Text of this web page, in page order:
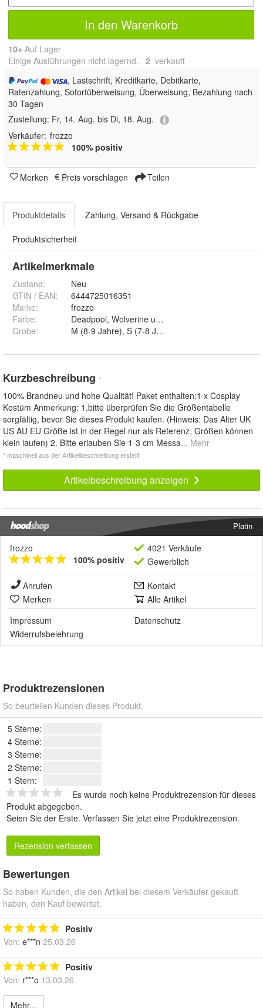
In den Warenkorb
10+ Auf Lager
Einige Ausführungen nicht lagernd. 2 verkauft
, Lastschrift, Kreditkarte, Debitkarte,
Ratenzahlung, Sofortüberweisung, Überweisung, Bezahlung nach
30 Tagen
Zustellung: Fr, 14. Aug. bis Di, 18. Aug.
Verkäufer: frozzo
100% positiv
Merken Preis vorschlagen Teilen
Produktdetails Zahlung, Versand & Rückgabe
Produktsicherheit
Artikelmerkmale
Zustand:
Neu
GTIN / EAN:
6444725016351
Marke:
frozzo
Farbe:
Grobe:
Kurzbeschreibung *
100% Brandneu und hohe Qualität! Paket enthalten:1 x Cosplay
Kostüm Anmerkung: 1.bitte überprüfen Sie die Größentabelle
sorgfältig, bevor Sie dieses Produkt kaufen. (Hinweis: Das Alter UK
US AU EU Größe ist in der Regel nur als Referenz, Größen können
klein laufen) 2. Bitte erlauben Sie 1-3 cm Messa... Mehr
* maschinell aus der Artikelbeschreibung erstellt
Artikelbeschreibung anzeigen
Platin
frozzo
100% positiv
4021 Verkäufe
Gewerblich
Anrufen
Kontakt
Merken
Alle Artikel
Impressum
Datenschutz
Widerrufsbelehrung
Produktrezensionen
So beurteilen Kunden dieses Produkt.
5 Sterne:
4 Sterne:
3 Sterne:
2 Sterne:
1 Stern:
Es wurde noch keine Produktrezension für dieses
Produkt abgegeben.
Seien Sie der Erste. Verfassen Sie jetzt eine Produktrezension.
Rezension verfassen
Bewertungen
So haben Kunden, die den Artikel bei diesem Verkäufer gekauft
haben, den Kauf bewertet.
Positiv
Von: e***n 25.03.26
Positiv
Von: r***o 13.03.26
Mehr...